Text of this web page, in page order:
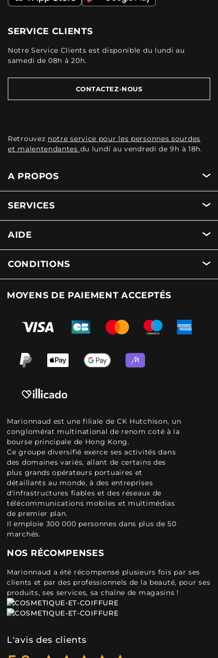
SERVICE CLIENTS
Notre Service Clients est disponible du lundi au
samedi de 08h à 20h.
CONTACTEZ-NOUS
Retrouvez notre service pour les personnes sourdes
et malentendantes du lundi au vendredi de 9h à 18h.
A PROPOS
SERVICES
AIDE
CONDITIONS
MOYENS DE PAIEMENT ACCEPTÉS
Marionnaud est une filiale de CK Hutchison, un
conglomérat multinational de renom coté à la
bourse principale de Hong Kong.
Ce groupe diversifié exerce ses activités dans
des domaines variés, allant de certains des
plus grands opérateurs portuaires et
détaillants au monde, à des entreprises
d'infrastructures fiables et des réseaux de
télécommunications mobiles et multimédias
de premier plan.
Il emploie 300 000 personnes dans plus de 50
marchés.
NOS RÉCOMPENSES
Marionnaud a été récompensé plusieurs fois par ses
clients et par des professionnels de la beauté, pour ses
produits, ses services, sa chaîne de magasins !
L'avis des clients